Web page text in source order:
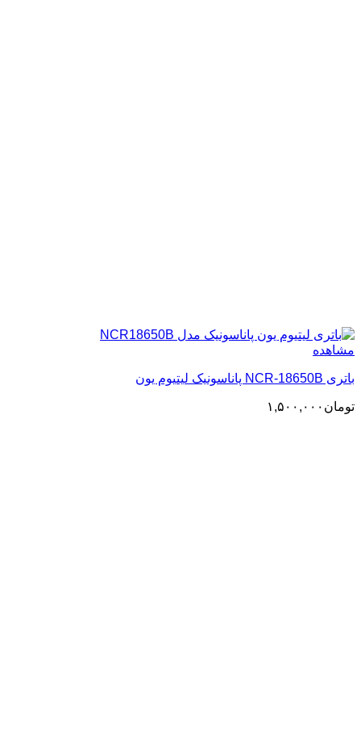
مشاهده
باتری NCR-18650B پاناسونیک لیتیوم یون
تومان ۱,۵۰۰,۰۰۰